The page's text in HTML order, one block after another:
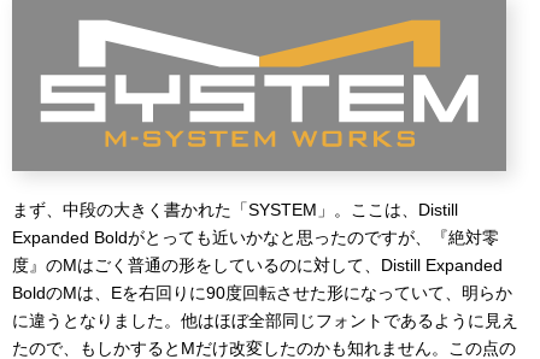
まず、中段の大きく書かれた「SYSTEM」。ここは、Distill
Expanded Boldがとっても近いかなと思ったのですが、『絶対零
度』のMはごく普通の形をしているのに対して、Distill Expanded
BoldのMは、Eを右回りに90度回転させた形になっていて、明らか
に違うとなりました。他はほぼ全部同じフォントであるように見え
たので、もしかするとMだけ改変したのかも知れません。この点の